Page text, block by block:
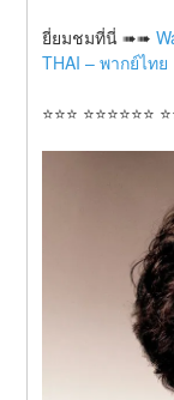
ยี่ยมชมที่นี่ ➠➠
THAI – พากย์ไทย
⭐⭐⭐ ⭐⭐⭐⭐⭐⭐